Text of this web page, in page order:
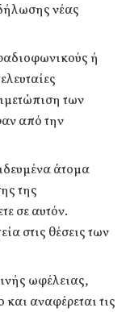
νέας
ή
των
από την
άτομα
της
σε αυτόν.
στις θέσεις των
ωφέλειας,
αναφέρεται τις